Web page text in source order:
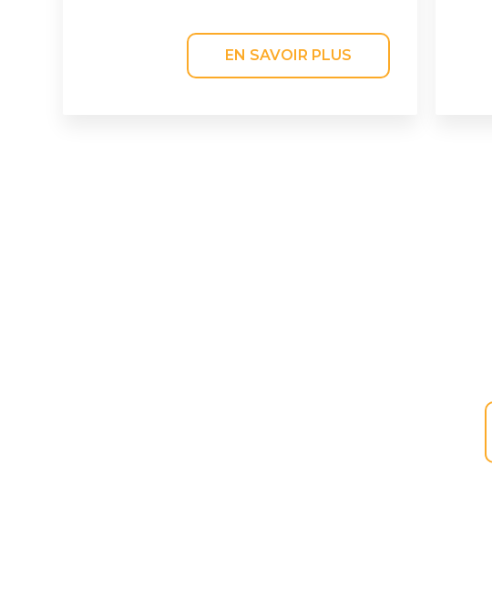
EN SAVOIR PLUS